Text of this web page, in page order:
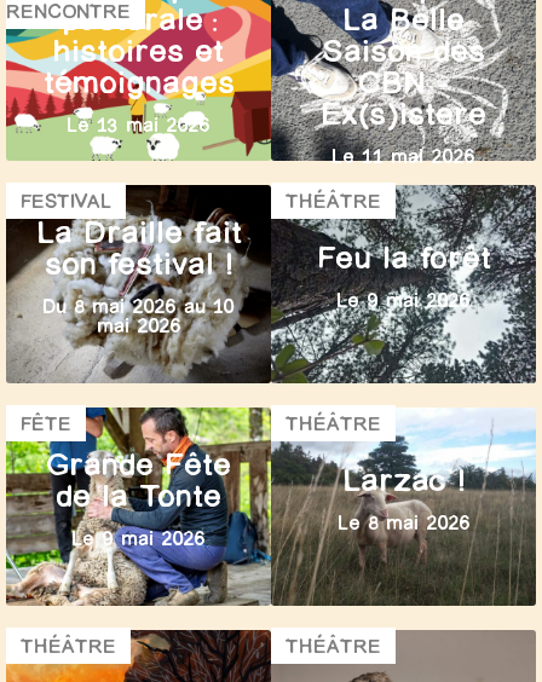
pastorale :
histoires et
témoignages
Le 13 mai 2026
RENCONTRE
La Belle
Saison des
CBN –
Ex(s)istere
Le 11 mai 2026
La Draille fait
son festival !
Du 8 mai 2026 au 10
mai 2026
FESTIVAL
Feu la forêt
Le 9 mai 2026
THÉÂTRE
Grande Fête
de la Tonte
Le 9 mai 2026
FÊTE
Larzac !
Le 8 mai 2026
THÉÂTRE
THÉÂTRE THÉÂTRE